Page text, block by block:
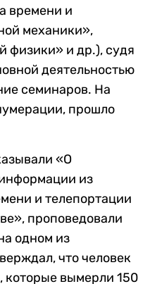
времени и
механики»,
физики» и др.), судя
деятельностью
семинаров. На
прошло
«О
из
и телепортации
проповедовали
одном из
что человек
которые вымерли 150